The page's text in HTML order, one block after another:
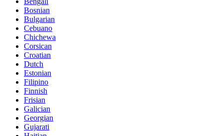
Bosnian
Bulgarian
Cebuano
Chichewa
Corsican
Croatian
Dutch
Estonian
Filipino
Finnish
Frisian
Galician
Georgian
Gujarati